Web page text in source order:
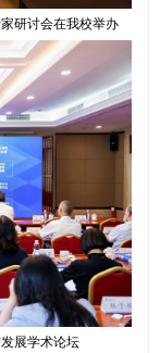
研讨会在我校举办
展学术论坛